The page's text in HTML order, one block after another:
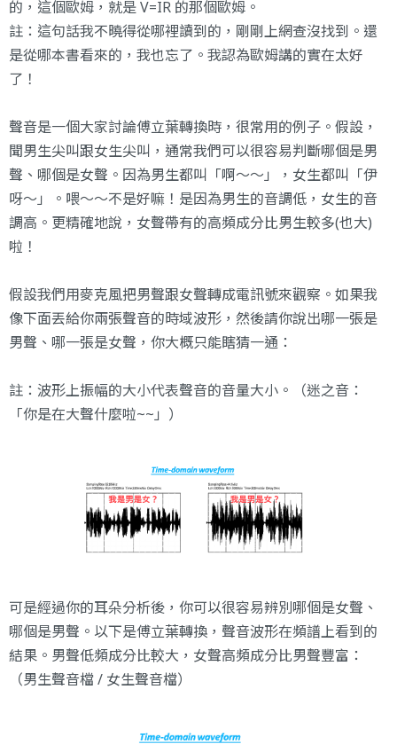
的，這個歐姆，就是 V=IR 的那個歐姆。
註：這句話我不曉得從哪裡讀到的，剛剛上網查沒找到。還
是從哪本書看來的，我也忘了。我認為歐姆講的實在太好
了！
聲音是一個大家討論傅立葉轉換時，很常用的例子。假設，
聞男生尖叫跟女生尖叫，通常我們可以很容易判斷哪個是男
聲、哪個是女聲。因為男生都叫「啊～～」，女生都叫「伊
呀～」。喂～～不是好嘛！是因為男生的音調低，女生的音
調高。更精確地說，女聲帶有的高頻成分比男生較多(也大)
啦！
假設我們用麥克風把男聲跟女聲轉成電訊號來觀察。如果我
像下面丟給你兩張聲音的時域波形，然後請你說出哪一張是
男聲、哪一張是女聲，你大概只能瞎猜一通：
註：波形上振幅的大小代表聲音的音量大小。（迷之音：
「你是在大聲什麼啦~~」）
可是經過你的耳朵分析後，你可以很容易辨別哪個是女聲、
哪個是男聲。以下是傅立葉轉換，聲音波形在頻譜上看到的
結果。男聲低頻成分比較大，女聲高頻成分比男聲豐富：
（男生聲音檔/ 女生聲音檔）